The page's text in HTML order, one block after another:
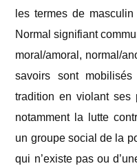
les termes de
Normal signifiant
moral/amoral, normal/
savoirs sont
tradition en violant ses
notamment la lutte
un groupe social de la
qui n’existe pas ou